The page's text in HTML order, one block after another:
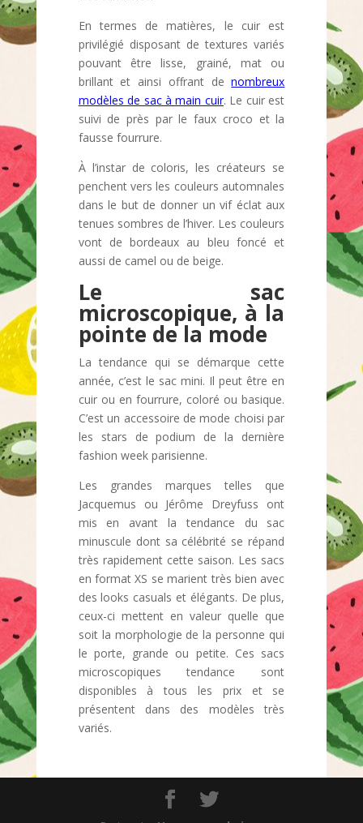
En termes de matières, le cuir est
privilégié disposant de textures variés
pouvant être lisse, grainé, mat ou
brillant et ainsi offrant denombreux
modèles de sac à main cuir. Le cuir est
suivi de près par le faux croco et la
fausse fourrure.
À l’instar de coloris, les créateurs se
penchent vers les couleurs automnales
dans le but de donner un vif éclat aux
tenues sombres de l’hiver. Les couleurs
vont de bordeaux au bleu foncé et
aussi de camel ou de beige.
Le sac
microscopique, à la
pointe de la mode
La tendance qui se démarque cette
année, c’est le sac mini. Il peut être en
cuir ou en fourrure, coloré ou basique.
C’est un accessoire de mode choisi par
les stars de podium de la dernière
fashion week parisienne.
Les grandes marques telles que
Jacquemus ou Jérôme Dreyfuss ont
mis en avant la tendance du sac
minuscule dont sa célébrité se répand
très rapidement cette saison. Les sacs
en format XS se marient très bien avec
des looks casuals et élégants. De plus,
ceux-ci mettent en valeur quelle que
soit la morphologie de la personne qui
le porte, grande ou petite. Ces sacs
microscopiques tendance sont
disponibles à tous les prix et se
présentent dans des modèles très
variés.